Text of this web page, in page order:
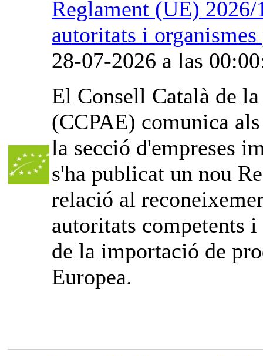
Reglament (UE)
autoritats i
28-07-2026 a las
El Consell Català de
(CCPAE) comunica
la secció d'empreses
s'ha publicat un nou
relació al
autoritats competents
de la importació de
Europea.